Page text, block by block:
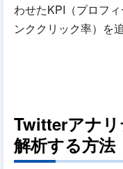
わせたKPI（プロフ
ンククリック率）を
Twitterアナ
解析する方法